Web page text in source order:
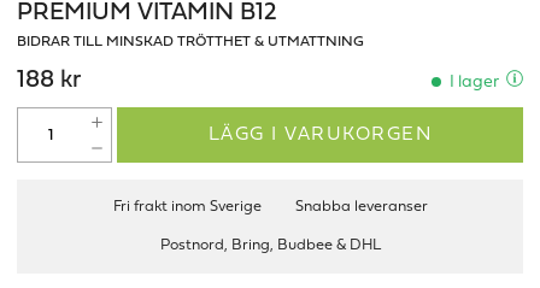
PREMIUM VITAMIN B12
BIDRAR TILL MINSKAD TRÖTTHET & UTMATTNING
188 kr I lager
LÄGG I VARUKORGEN
Fri frakt inom Sverige Snabba leveranser
Postnord, Bring, Budbee & DHL